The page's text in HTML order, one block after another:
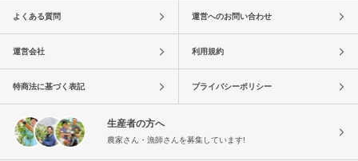
よくある質問 運営へのお問い合わせ
運営会社 利用規約
特商法に基づく表記 プライバシーポリシー
生産者の方へ
農家さん・漁師さんを募集しています!